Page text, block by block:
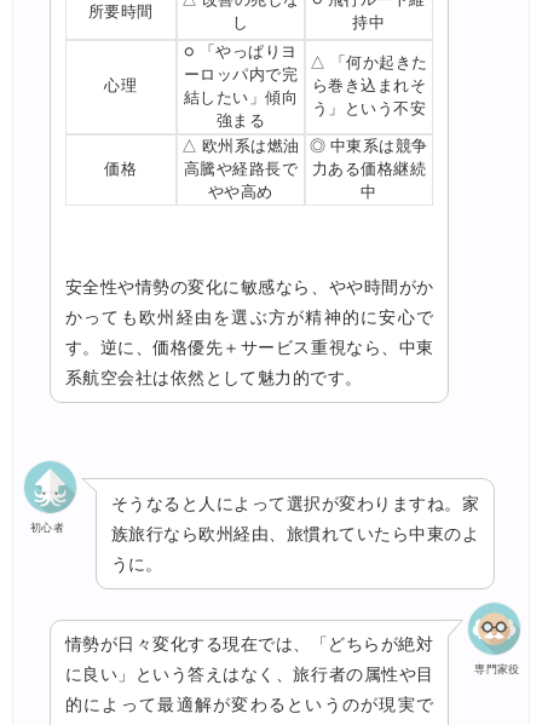
所要時間
し
持中
心理
○ 「やっぱりヨ
ーロッパ内で完
結したい」傾向
強まる
△ 「何か起きた
ら巻き込まれそ
う」という不安
価格
△ 欧州系は燃油
高騰や経路長で
やや高め
◎ 中東系は競争
力ある価格継続
中
安全性や情勢の変化に敏感なら、やや時間がか
かっても欧州経由を選ぶ方が精神的に安心で
す。逆に、価格優先＋サービス重視なら、中東
系航空会社は依然として魅力的です。
初心者
そうなると人によって選択が変わりますね。家
族旅行なら欧州経由、旅慣れていたら中東のよ
うに。
専門家役
情勢が日々変化する現在では、「どちらが絶対
に良い」という答えはなく、旅行者の属性や目
的によって最適解が変わるというのが現実で